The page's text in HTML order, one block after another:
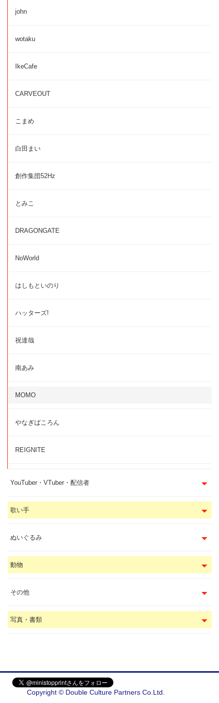
john
wotaku
IkeCafe
CARVEOUT
こまめ
白田まい
創作集団52Hz
とみこ
DRAGONGATE
NoWorld
はしもといのり
ハッターズ!
祝達哉
南あみ
MOMO
やなぎばころん
REIGNITE
YouTuber・VTuber・配信者
歌い手
ぬいぐるみ
動物
その他
写真・書類
Copyright © Double Culture Partners Co.Ltd.